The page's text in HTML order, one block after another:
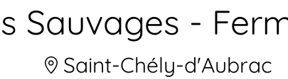
Sauvages -
Saint-Chély-d'Aubrac